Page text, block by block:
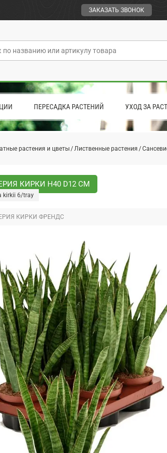
ЗАКАЗАТЬ ЗВОНОК
ПЕРЕСАДКА РАСТЕНИЙ УХОД ЗА
растения и цветы Лиственные растения
КИРКИ H40 D12 СМ
kirkii 6/tray
КИРКИ ФРЕНДС